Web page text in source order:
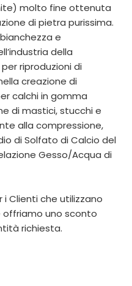
molto fine ottenuta
di pietra purissima.
e
della
riproduzioni di
creazione di
calchi in gomma
di mastici, stucchi e
alla compressione,
di Solfato di Calcio del
Gesso/Acqua di
i Clienti che utilizzano
uno sconto
richiesta.